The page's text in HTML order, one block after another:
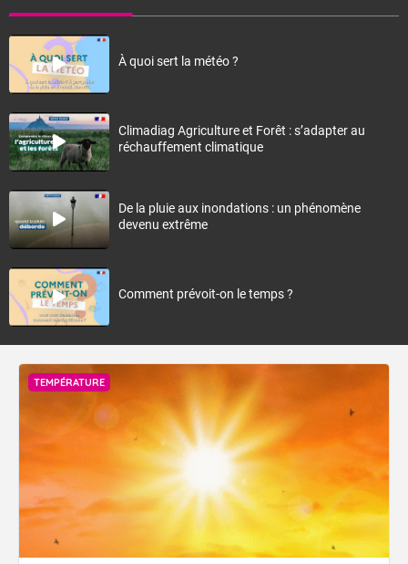
À quoi sert la météo ?
Climadiag Agriculture et Forêt : s’adapter au
réchauffement climatique
De la pluie aux inondations : un phénomène
devenu extrême
Comment prévoit-on le temps ?
TEMPÉRATURE